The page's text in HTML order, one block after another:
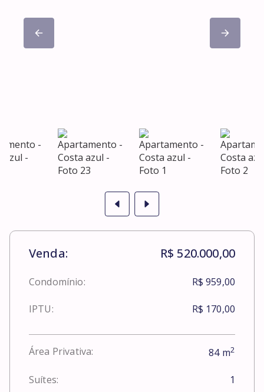
Venda: R$ 520.000,00
Condomínio: R$ 959,00
IPTU: R$ 170,00
Área Privativa: 84m2
Suítes: 1